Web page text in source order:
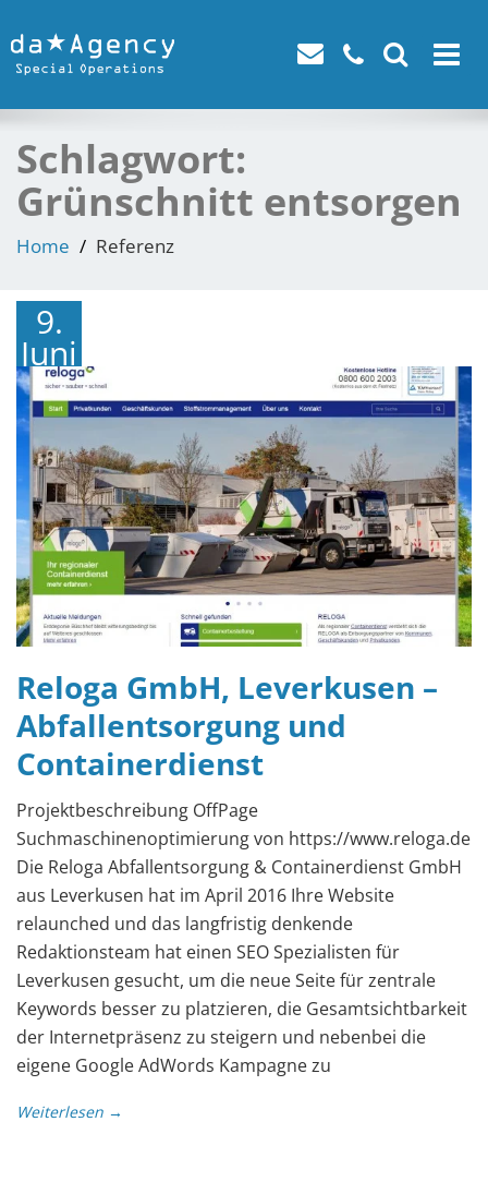
Toggle
Schlagwort:
Grünschnitt entsorgen
Home Referenz
9.
Juni
2016
Reloga GmbH, Leverkusen –
Abfallentsorgung und
Containerdienst
Projektbeschreibung OffPage
Suchmaschinenoptimierung von https://www.reloga.de
Die Reloga Abfallentsorgung & Containerdienst GmbH
aus Leverkusen hat im April 2016 Ihre Website
relaunched und das langfristig denkende
Redaktionsteam hat einen SEO Spezialisten für
Leverkusen gesucht, um die neue Seite für zentrale
Keywords besser zu platzieren, die Gesamtsichtbarkeit
der Internetpräsenz zu steigern und nebenbei die
eigene Google AdWords Kampagne zu
Weiterlesen →